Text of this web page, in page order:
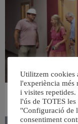
València ultima el nou
Utilitzem cookies
l'experiència més
i visites
l'ús de TOTES
"Configuració de
consentiment